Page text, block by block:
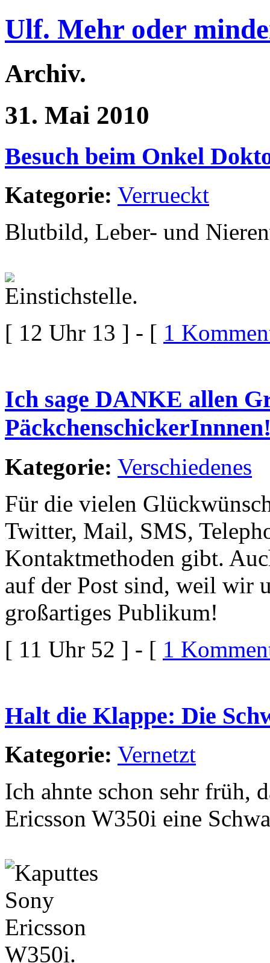
Ulf. Mehr oder
Archiv.
31. Mai 2010
Besuch beim Onkel
Kategorie: Verrueckt
Blutbild, Leber- und
[ 12 Uhr 13 ] - [ 1
Ich sage DANKE allen
Kategorie: Verschiedenes
Für die vielen
Twitter, Mail, SMS,
Kontaktmethoden gibt.
auf der Post sind, weil wir
großartiges Publikum!
[ 11 Uhr 52 ] - [ 1
Halt die Klappe: Die
Kategorie: Vernetzt
Ich ahnte schon sehr früh,
Ericsson W350i eine